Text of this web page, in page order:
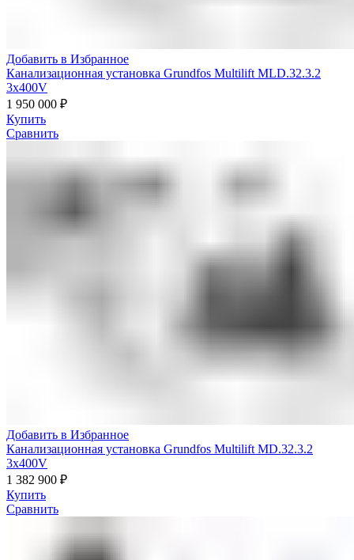
Добавить в Избранное
Канализационная установка Grundfos Multilift MLD.32.3.2
3x400V
1 950 000 ₽
Купить
Сравнить
Добавить в Избранное
Канализационная установка Grundfos Multilift MD.32.3.2
3x400V
1 382 900 ₽
Купить
Сравнить